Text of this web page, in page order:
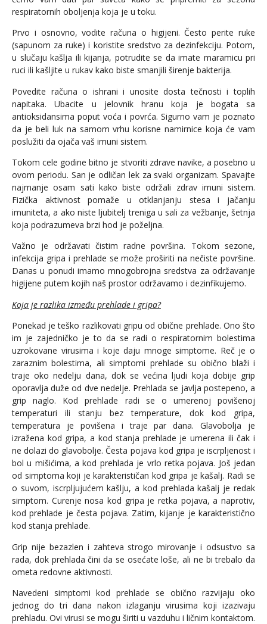
respiratornih oboljenja koja je u toku.
Prvo i osnovno, vodite računa o higijeni. Često perite ruke
(sapunom za ruke) i koristite sredstvo za dezinfekciju. Potom,
u slučaju kašlja ili kijanja, potrudite se da imate maramicu pri
ruci ili kašljite u rukav kako biste smanjili širenje bakterija.
Povedite računa o ishrani i unosite dosta tečnosti i toplih
napitaka. Ubacite u jelovnik hranu koja je bogata sa
antioksidansima poput voća i povrća. Sigurno vam je poznato
da je beli luk na samom vrhu korisne namirnice koja će vam
poslužiti da ojača vaš imuni sistem.
Tokom cele godine bitno je stvoriti zdrave navike, a posebno u
ovom periodu. San je odličan lek za svaki organizam. Spavajte
najmanje osam sati kako biste održali zdrav imuni sistem.
Fizička aktivnost pomaže u otklanjanju stesa i jačanju
imuniteta, a ako niste ljubitelj treniga u sali za vežbanje, šetnja
koja podrazumeva brzi hod je poželjna.
Važno je održavati čistim radne površina. Tokom sezone,
infekcija gripa i prehlade se može proširiti na nečiste površine.
Danas u ponudi imamo mnogobrojna sredstva za održavanje
higijene putem kojih naš prostor održavamo i dezinfikujemo.
Koja je razlika između prehlade i gripa?
Ponekad je teško razlikovati gripu od obične prehlade. Ono što
im je zajedničko je to da se radi o respiratornim bolestima
uzrokovane virusima i koje daju mnoge simptome. Reč je o
zaraznim bolestima, ali simptomi prehlade su obično blaži i
traje oko nedelju dana, dok se većina ljudi koja dobije grip
oporavlja duže od dve nedelje. Prehlada se javlja postepeno, a
grip naglo. Kod prehlade radi se o umerenoj povišenoj
temperaturi ili stanju bez temperature, dok kod gripa,
temperatura je povišena i traje par dana. Glavobolja je
izražena kod gripa, a kod stanja prehlade je umerena ili čak i
ne dolazi do glavobolje. Česta pojava kod gripa je iscrpljenost i
bol u mišićima, a kod prehlada je vrlo retka pojava. Još jedan
od simptoma koji je karakterističan kod gripa je kašalj. Radi se
o suvom, iscrpljujućem kašlju, a kod prehlada kašalj je redak
simptom. Curenje nosa kod gripa je retka pojava, a naprotiv,
kod prehlade je česta pojava. Zatim, kijanje je karakteristično
kod stanja prehlade.
Grip nije bezazlen i zahteva strogo mirovanje i odsustvo sa
rada, dok prehlada čini da se osećate loše, ali ne bi trebalo da
ometa redovne aktivnosti.
Navedeni simptomi kod prehlade se obično razvijaju oko
jednog do tri dana nakon izlaganju virusima koji izazivaju
prehladu. Ovi virusi se mogu širiti u vazduhu i ličnim kontaktom.